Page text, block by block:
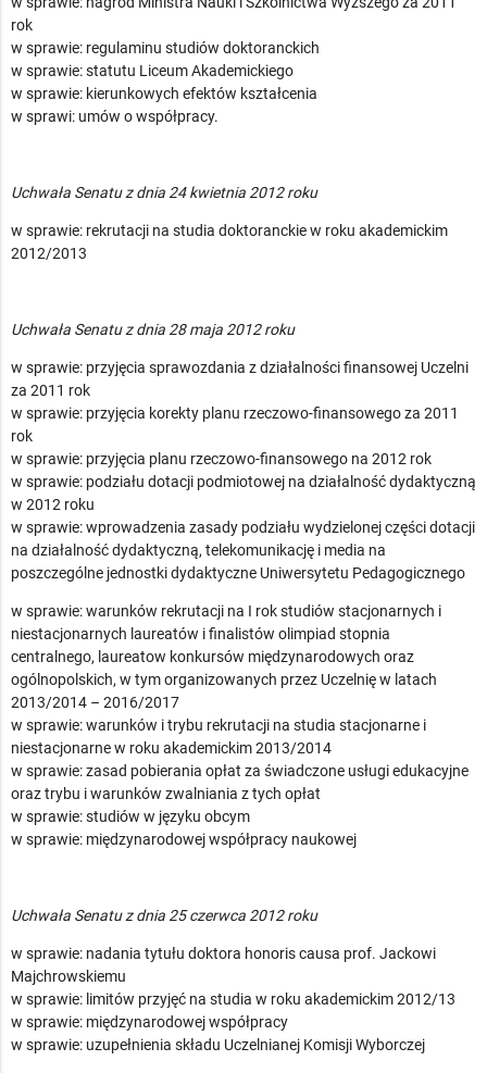
rok
w sprawie: regulaminu studiów doktoranckich
w sprawie: statutu Liceum Akademickiego
w sprawie: kierunkowych efektów kształcenia
w sprawi: umów o współpracy.
Uchwała Senatu z dnia 24 kwietnia 2012 roku
w sprawie: rekrutacji na studia doktoranckie w roku akademickim
2012/2013
Uchwała Senatu z dnia 28 maja 2012 roku
w sprawie: przyjęcia sprawozdania z działalności finansowej Uczelni
za 2011 rok
w sprawie: przyjęcia korekty planu rzeczowo-finansowego za 2011
rok
w sprawie: przyjęcia planu rzeczowo-finansowego na 2012 rok
w sprawie: podziału dotacji podmiotowej na działalność dydaktyczną
w 2012 roku
w sprawie: wprowadzenia zasady podziału wydzielonej części dotacji
na działalność dydaktyczną, telekomunikację i media na
poszczególne jednostki dydaktyczne Uniwersytetu Pedagogicznego
w sprawie: warunków rekrutacji na I rok studiów stacjonarnych i
niestacjonarnych laureatów i finalistów olimpiad stopnia
centralnego, laureatow konkursów międzynarodowych oraz
ogólnopolskich, w tym organizowanych przez Uczelnię w latach
2013/2014 – 2016/2017
w sprawie: warunków i trybu rekrutacji na studia stacjonarne i
niestacjonarne w roku akademickim 2013/2014
w sprawie: zasad pobierania opłat za świadczone usługi edukacyjne
oraz trybu i warunków zwalniania z tych opłat
w sprawie: studiów w języku obcym
w sprawie: międzynarodowej współpracy naukowej
Uchwała Senatu z dnia 25 czerwca 2012 roku
w sprawie: nadania tytułu doktora honoris causa prof. Jackowi
Majchrowskiemu
w sprawie: limitów przyjęć na studia w roku akademickim 2012/13
w sprawie: międzynarodowej współpracy
w sprawie: uzupełnienia składu Uczelnianej Komisji Wyborczej